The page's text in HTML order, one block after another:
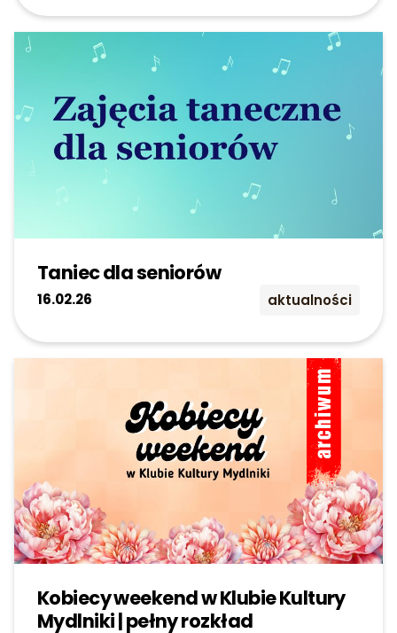
Taniec dla seniorów
16.02.26 aktualności
Kobiecy weekend w Klubie Kultury
Mydlniki | pełny rozkład